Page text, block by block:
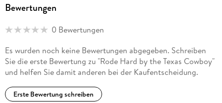
precision. Emily's hentai illustrations are not mere visual
understanding of the intricately woven stories within the
Boasting a distinctive artistic style that merges the tradition
of Japanese hentai with a uniquely personal touch, Emily
transforms the human form into a sensual work of art. Her
provocative images are carefully crafted, breathing life into a
Bewertungen
0 Bewertungen
Es wurden noch keine Bewertungen abgegeben. Schreiben
Sie die erste Bewertung zu "Rode Hard by the Texas Cowboy"
und helfen Sie damit anderen bei der Kaufentscheidung.
Erste Bewertung schreiben